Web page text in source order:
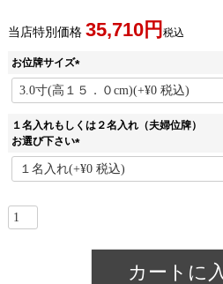
当店特別価格 35,710 税込
お位牌サイズ
(
必
)
１名入れもしくは２名入れ（夫婦位牌）
お選び下さい
(
必
カートに